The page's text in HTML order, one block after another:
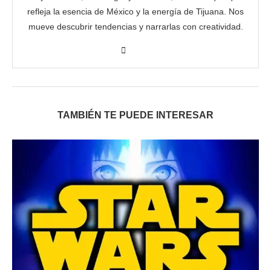
refleja la esencia de México y la energía de Tijuana. Nos
mueve descubrir tendencias y narrarlas con creatividad.
TAMBIÉN TE PUEDE INTERESAR